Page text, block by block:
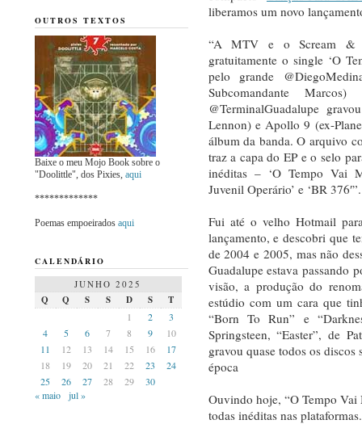
liberamos um novo
“A MTV e o Scream &
gratuitamente o single ‘O
pelo grande
Subcomandante
@TerminalGuadalupe
Lennon) e Apollo 9 (ex-
álbum da banda. O arquivo
traz a capa do EP e o selo
inéditas – ‘O Tempo Vai
Juvenil Operário’ e ‘BR 376′”.
Fui até o velho Hotmail
lançamento, e descobri que
de 2004 e 2005, mas não
Guadalupe estava passando
visão, a produção do
estúdio com um cara que
“Born To Run” e
Springsteen, “Easter”, de
gravou quase todos os
época
Ouvindo hoje, “O Tempo
todas inéditas nas plataformas.
OUTROS TEXTOS
Baixe o meu Mojo Book sobre o
"Doolittle", dos Pixies, aqui
*************
Poemas empoeirados aqui
CALENDÁRIO
JUNHO 2025
Q Q S S D S
T
1
2
3
4
5 6 7 8 9
10
11
12 13 14 15 16
17
18
19 20 21 22 23
24
25
26 27 28 29
30
« maio
jul »